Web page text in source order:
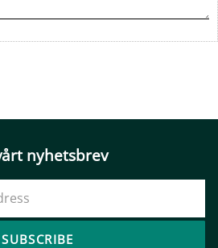
nyhetsbrev
SUBSCRIBE